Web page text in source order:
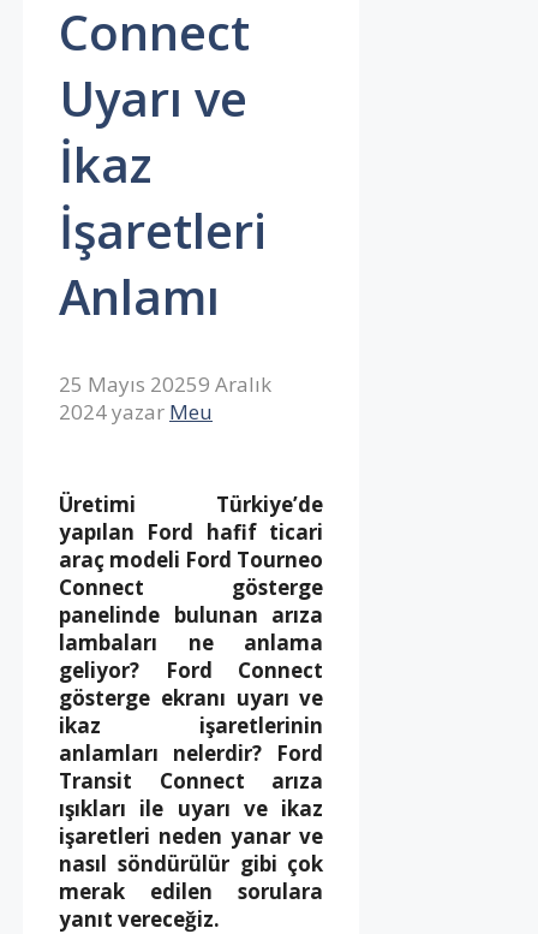
Connect
Uyarı ve
İkaz
İşaretleri
Anlamı
25 Mayıs 20259 Aralık
2024yazar Meu
Üretimi Türkiye’de
yapılan Ford hafif ticari
araç modeli Ford Tourneo
Connect gösterge
panelinde bulunan arıza
lambaları ne anlama
geliyor? Ford Connect
gösterge ekranı uyarı ve
ikaz işaretlerinin
anlamları nelerdir? Ford
Transit Connect arıza
ışıkları ile uyarı ve ikaz
işaretleri neden yanar ve
nasıl söndürülür gibi çok
merak edilen sorulara
yanıt vereceğiz.